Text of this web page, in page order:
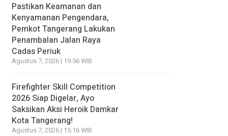
Pastikan Keamanan dan
Kenyamanan Pengendara,
Pemkot Tangerang Lakukan
Penambalan Jalan Raya
Cadas Periuk
Agustus 7, 2026 | 19:56 WIB
Firefighter Skill Competition
2026 Siap Digelar, Ayo
Saksikan Aksi Heroik Damkar
Kota Tangerang!
Agustus 7, 2026 | 15:16 WIB